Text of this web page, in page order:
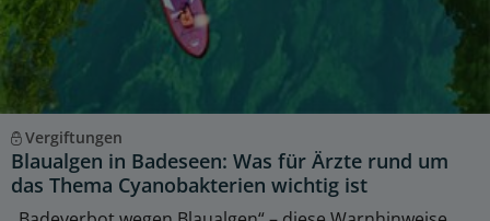
Vergiftungen
Blaualgen in Badeseen: Was für Ärzte rund um
das Thema Cyanobakterien wichtig ist